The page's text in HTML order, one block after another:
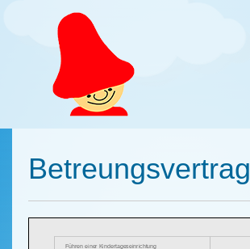
Betreungsvertrag